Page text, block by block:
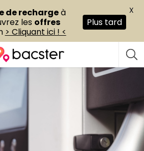
de rechargeà
les offres
> Cliquant ici ! <
Plus tard
X